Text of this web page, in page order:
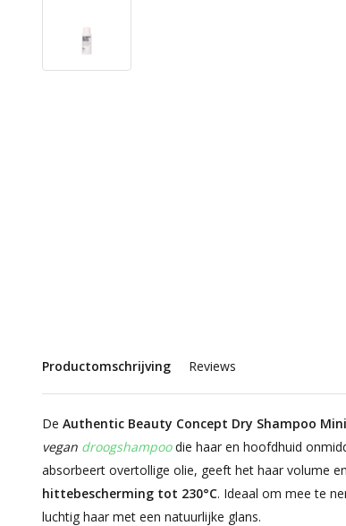
Productomschrijving Reviews
De Authentic Beauty Concept Dry Shampoo Mini
vegan droogshampoodie haar en hoofdhuid
absorbeert overtollige olie, geeft het haar volume
hittebescherming tot 230°C. Ideaal om mee te
luchtig haar met een natuurlijke glans.